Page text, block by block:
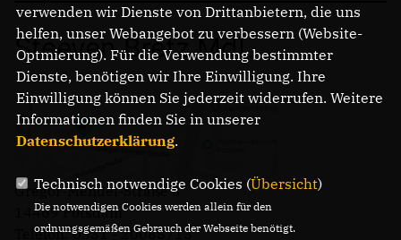
Steeven Bretz MdL
Gregor-Mendel-Straße 3
14469 Potsdam
Telefon: 0331 - 20085713
verwenden wir Dienste von Drittanbietern, die uns
helfen, unser Webangebot zu verbessern (Website-
Optmierung). Für die Verwendung bestimmter
Dienste, benötigen wir Ihre Einwilligung. Ihre
Einwilligung können Sie jederzeit widerrufen. Weitere
Informationen finden Sie in unserer
Datenschutzerklärung.
Technisch notwendige Cookies (Übersicht)
Die notwendigen Cookies werden allein für den
ordnungsgemäßen Gebrauch der Webseite benötigt.